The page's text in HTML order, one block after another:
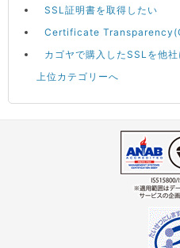
SSL証明書を取得したい
Certificate
カゴヤで購入したSSLを他
上位カテゴリーへ